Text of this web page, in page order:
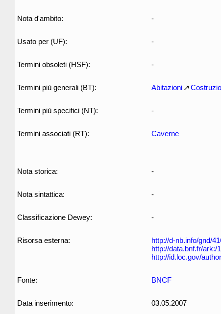
Nota d'ambito: -
Usato per (UF): -
Termini obsoleti (HSF): -
Termini più generali (BT): Abitazioni
Termini più specifici (NT): -
Termini associati (RT): Caverne
Nota storica: -
Nota sintattica: -
Classificazione Dewey: -
Risorsa esterna:
http://d-nb.info/gnd/
http://data.bnf.fr/ark:/
http://id.loc.gov/
Fonte: BNCF
Data inserimento: 03.05.2007